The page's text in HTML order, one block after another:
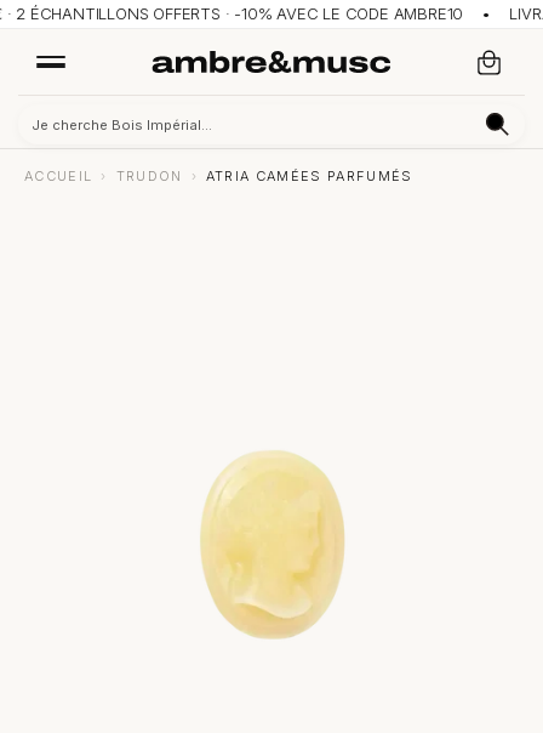
OFFERTS · -10% AVEC LE CODE AMBRE10 •
ACCUEIL › TRUDON › ATRIA CAMÉES PARFUMÉS